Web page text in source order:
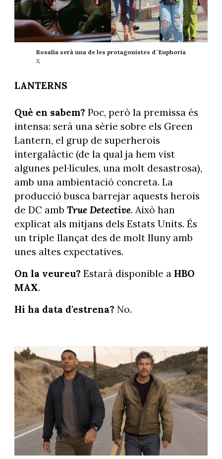
Rosalía serà una de les protagonistes d`Euphoria
X
LANTERNS
Què en sabem? Poc, però la premissa és
intensa: serà una sèrie sobre els Green
Lantern, el grup de superherois
intergalàctic (de la qual ja hem vist
algunes pel·lícules, una molt desastrosa),
amb una ambientació concreta. La
producció busca barrejar aquests herois
de DC amb True Detective. Això han
explicat als mitjans dels Estats Units. És
un triple llançat des de molt lluny amb
unes altes expectatives.
On la veureu? Estarà disponible a HBO
MAX.
Hi ha data d'estrena? No.